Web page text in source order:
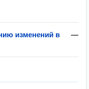
изменений в
—